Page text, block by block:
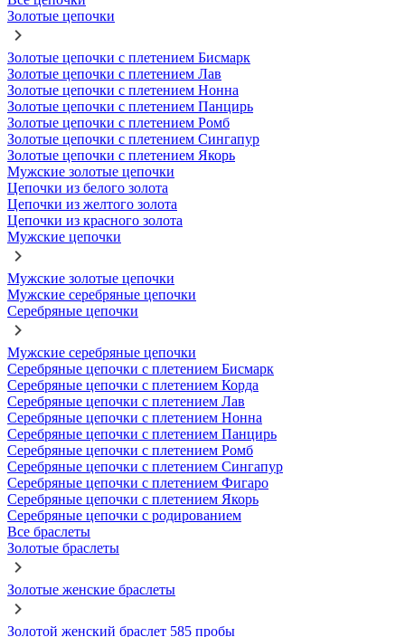
Золотые цепочки
Золотые цепочки с плетением Бисмарк
Золотые цепочки с плетением Лав
Золотые цепочки с плетением Нонна
Золотые цепочки с плетением Панцирь
Золотые цепочки с плетением Ромб
Золотые цепочки с плетением Сингапур
Золотые цепочки с плетением Якорь
Мужские золотые цепочки
Цепочки из белого золота
Цепочки из желтого золота
Цепочки из красного золота
Мужские цепочки
Мужские золотые цепочки
Мужские серебряные цепочки
Серебряные цепочки
Мужские серебряные цепочки
Серебряные цепочки с плетением Бисмарк
Серебряные цепочки с плетением Корда
Серебряные цепочки с плетением Лав
Серебряные цепочки с плетением Нонна
Серебряные цепочки с плетением Панцирь
Серебряные цепочки с плетением Ромб
Серебряные цепочки с плетением Сингапур
Серебряные цепочки с плетением Фигаро
Серебряные цепочки с плетением Якорь
Серебряные цепочки с родированием
Все браслеты
Золотые браслеты
Золотые женские браслеты
Золотой женский браслет 585 пробы